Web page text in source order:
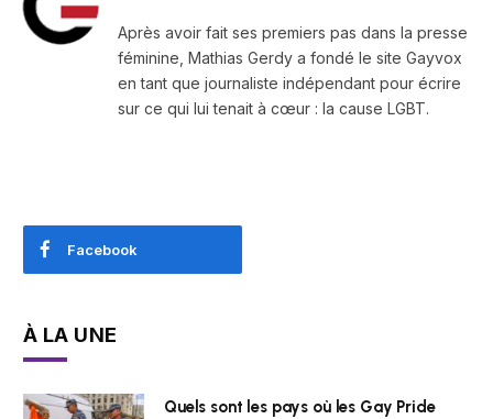
Après avoir fait ses premiers pas dans la presse
féminine, Mathias Gerdy a fondé le site Gayvox
en tant que journaliste indépendant pour écrire
sur ce qui lui tenait à cœur : la cause LGBT.
Facebook
À LA UNE
Quels sont les pays où les Gay Pride